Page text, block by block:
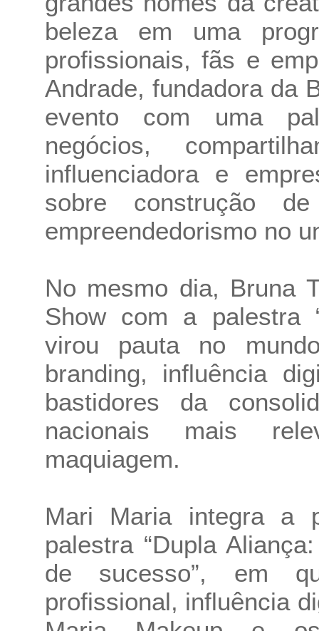
beleza em uma
profissionais, fãs e
Andrade, fundadora da
evento com uma
negócios,
influenciadora e
sobre construção
empreendedorismo no
No mesmo dia, Bruna
Show com a palestra
virou pauta no
branding, influência
bastidores da
nacionais mais
maquiagem.
Mari Maria integra a
palestra “Dupla
de sucesso”, em
profissional, influência